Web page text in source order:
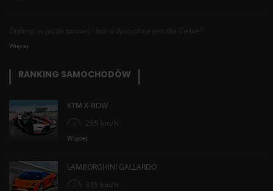
Drifting vs jazda torowa - która dyscyplina jest dla Ciebie?
Więcej
RANKING SAMOCHODÓW
KTM X-BOW
295 km/h
Więcej
LAMBORGHINI GALLARDO
315 km/h